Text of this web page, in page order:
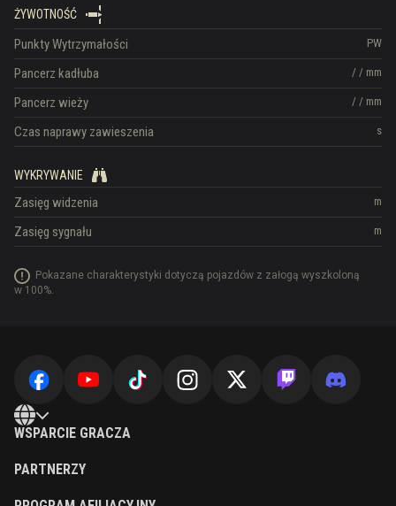
ŻYWOTNOŚĆ
PW
Punkty Wytrzymałości
/ / mm
Pancerz kadłuba
/ / mm
Pancerz wieży
s
Czas naprawy zawieszenia
WYKRYWANIE
m
Zasięg widzenia
m
Zasięg sygnału
Pokazane charakterystyki dotyczą pojazdów z załogą wyszkoloną
w 100%.
WSPARCIE GRACZA
PARTNERZY